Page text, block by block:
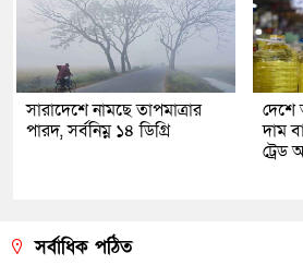
সারাদেশে নামছে তাপমাত্রার
পারদ, সর্বনিম্ন ১৪ ডিগ্রি
দেশে
দাম
ট্রেড
সর্বাধিক পঠিত